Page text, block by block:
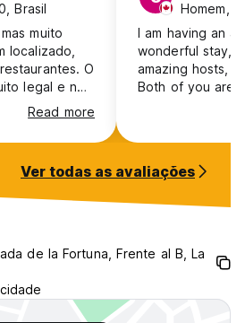
Brasil
muito
localizado,
O
legal e nos
muito
Read more
Homem,
​I am having an
wonderful stay,
amazing hosts,
Both of you are
completely at
luck with your
success, and
beautifully. You
best, and I wish
fantastic,
Ver todas as avaliações
de la Fortuna, Frente al B, La